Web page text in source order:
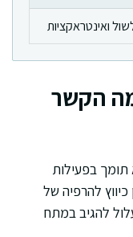
ואינטראקציות
הקשר
תומך בפעילות
כיווץ להרפיה של
להגיב במתח